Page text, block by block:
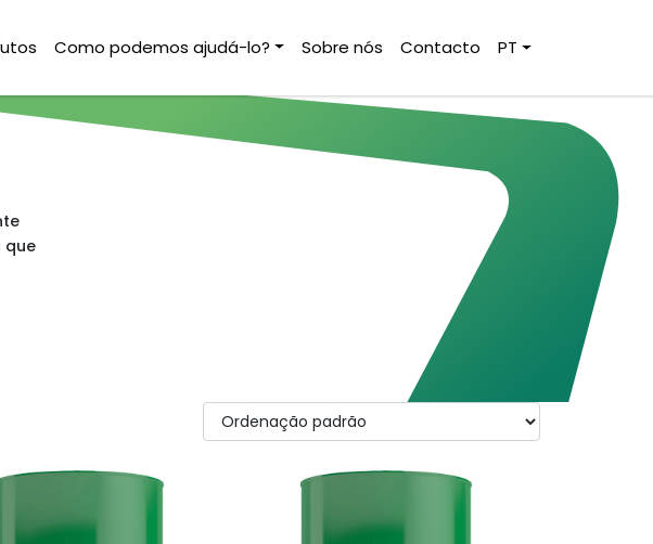
Como podemos ajudá-lo? Sobre nós Contacto PT
que